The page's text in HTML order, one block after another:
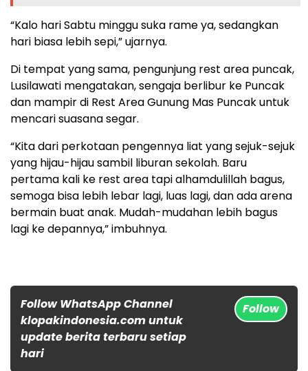
“Kalo hari Sabtu minggu suka rame ya, sedangkan
hari biasa lebih sepi,” ujarnya.
Di tempat yang sama, pengunjung rest area puncak,
Lusilawati mengatakan, sengaja berlibur ke Puncak
dan mampir di Rest Area Gunung Mas Puncak untuk
mencari suasana segar.
“Kita dari perkotaan pengennya liat yang sejuk-sejuk
yang hijau-hijau sambil liburan sekolah. Baru
pertama kali ke rest area tapi alhamdulillah bagus,
semoga bisa lebih lebar lagi, luas lagi, dan ada arena
bermain buat anak. Mudah-mudahan lebih bagus
lagi ke depannya,” imbuhnya.
Follow WhatsApp Channel
klopakindonesia.com untuk
update berita terbaru setiap
hari
Follow